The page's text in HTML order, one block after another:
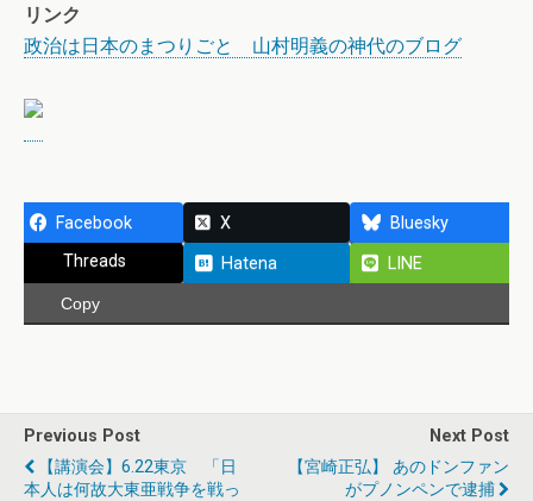
リンク
政治は日本のまつりごと 山村明義の神代のブログ
Facebook X
Bluesky
Threads
Hatena LINE
Copy
Previous Post
【講演会】6.22東京 「日
本人は何故大東亜戦争を戦っ
Next Post
【宮崎正弘】 あのドンファン
がプノンペンで逮捕